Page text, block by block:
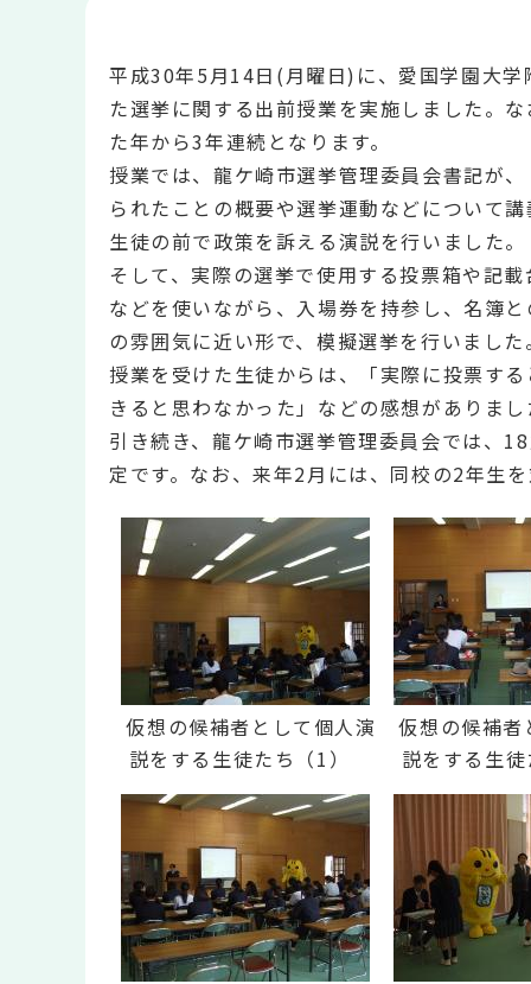
平成30年5月14日(月曜日)に、愛国学園大
た選挙に関する出前授業を実施しました。
た年から3年連続となります。
授業では、龍ケ崎市選挙管理委員会書記が
られたことの概要や選挙運動などについて
生徒の前で政策を訴える演説を行いました。
そして、実際の選挙で使用する投票箱や記
などを使いながら、入場券を持参し、名簿
の雰囲気に近い形で、模擬選挙を行いました
授業を受けた生徒からは、「実際に投票す
きると思わなかった」などの感想がありま
引き続き、龍ケ崎市選挙管理委員会では、
定です。なお、来年2月には、同校の2年生
仮想の候補者として個人演
説をする生徒たち（1）
仮想の候補
説をする生